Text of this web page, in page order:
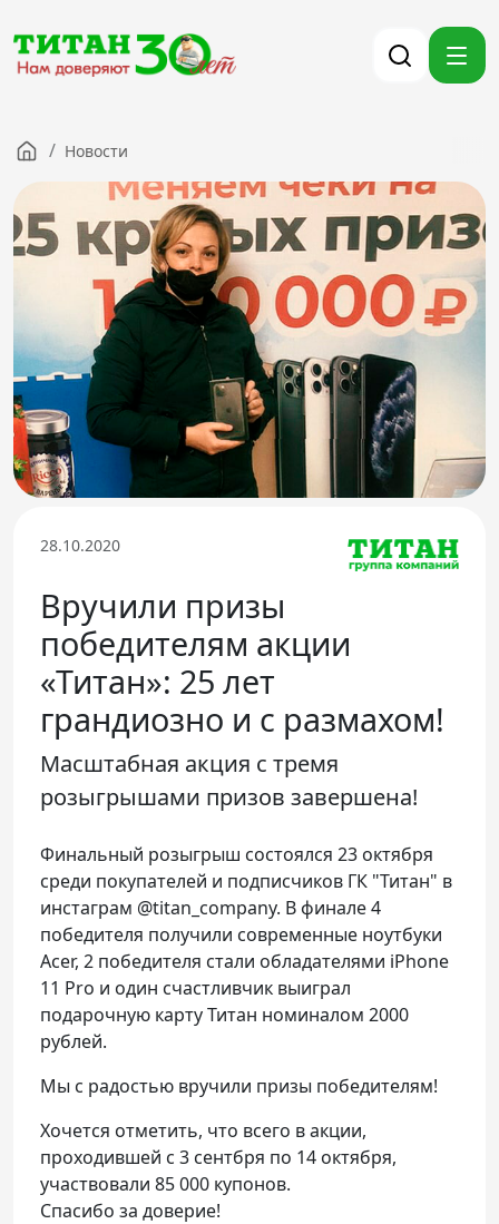
Компания
Партнерам
Тендеры
Вакансии
Новости
Контакты
Версия для слабовидящих
8 (3012) 411-099
Телефон доверия
/ Новости
28.10.2020
Вручили призы
победителям акции
«Титан»: 25 лет
грандиозно и с размахом!
Масштабная акция с тремя
розыгрышами призов завершена!
Финальный розыгрыш состоялся 23 октября
среди покупателей и подписчиков ГК "Титан" в
инстаграм @titan_company. В финале 4
победителя получили современные ноутбуки
Acer, 2 победителя стали обладателями iPhone
11 Pro и один счастливчик выиграл
подарочную карту Титан номиналом 2000
рублей.
Мы с радостью вручили призы победителям!
Хочется отметить, что всего в акции,
проходившей с 3 сентбря по 14 октября,
участвовали 85 000 купонов.
Спасибо за доверие!